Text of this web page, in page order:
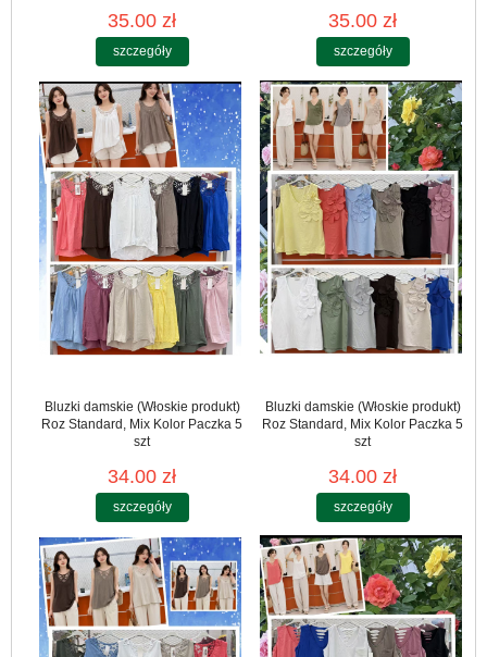
35.00 zł
szczegóły
35.00 zł
szczegóły
Bluzki damskie (Włoskie produkt)
Roz Standard, Mix Kolor Paczka 5
szt
34.00 zł
szczegóły
Bluzki damskie (Włoskie produkt)
Roz Standard, Mix Kolor Paczka 5
szt
34.00 zł
szczegóły